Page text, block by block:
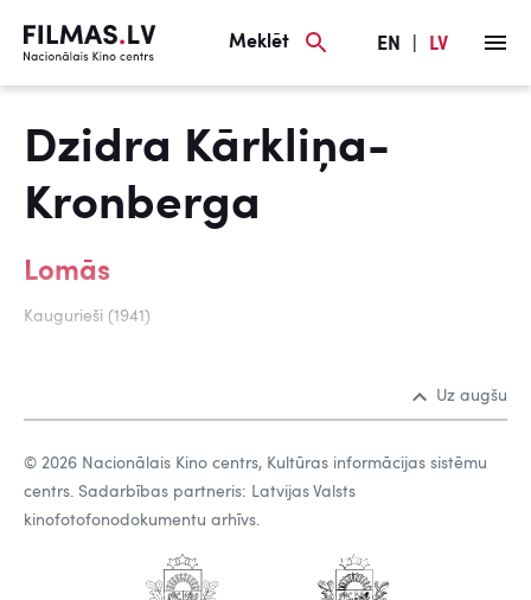
Meklēt EN LV
Dzidra Kārkliņa-
Kronberga
Lomās
Kaugurieši (1941)
Uz augšu
© 2026 Nacionālais Kino centrs, Kultūras informācijas sistēmu
centrs. Sadarbības partneris: Latvijas Valsts
kinofotofonodokumentu arhīvs.